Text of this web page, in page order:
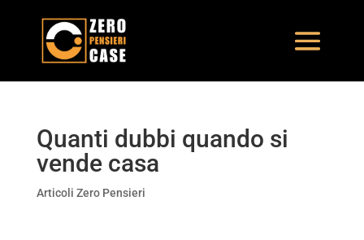
Quanti dubbi quando si
vende casa
Articoli Zero Pensieri